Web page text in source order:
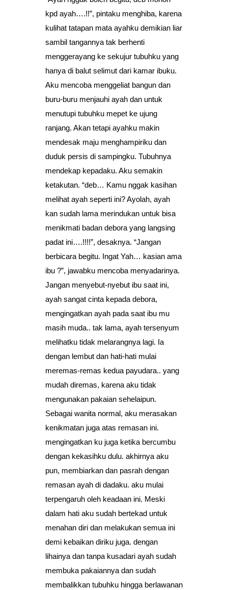
kpd ayah….!!”, pintaku menghiba, karena
kulihat tatapan mata ayahku demikian liar
sambil tangannya tak berhenti
menggerayang ke sekujur tubuhku yang
hanya di balut selimut dari kamar ibuku.
Aku mencoba menggeliat bangun dan
buru-buru menjauhi ayah dan untuk
menutupi tubuhku mepet ke ujung
ranjang. Akan tetapi ayahku makin
mendesak maju menghampiriku dan
duduk persis di sampingku. Tubuhnya
mendekap kepadaku. Aku semakin
ketakutan. “deb… Kamu nggak kasihan
melihat ayah seperti ini? Ayolah, ayah
kan sudah lama merindukan untuk bisa
menikmati badan debora yang langsing
padat ini….!!!!”, desaknya. “Jangan
berbicara begitu. Ingat Yah… kasian ama
ibu ?”, jawabku mencoba menyadarinya.
Jangan menyebut-nyebut ibu saat ini,
ayah sangat cinta kepada debora,
mengingatkan ayah pada saat ibu mu
masih muda.. tak lama, ayah tersenyum
melihatku tidak melarangnya lagi. Ia
dengan lembut dan hati-hati mulai
meremas-remas kedua payudara.. yang
mudah diremas, karena aku tidak
mengunakan pakaian sehelaipun.
Sebagai wanita normal, aku merasakan
kenikmatan juga atas remasan ini.
mengingatkan ku juga ketika bercumbu
dengan kekasihku dulu. akhirnya aku
pun, membiarkan dan pasrah dengan
remasan ayah di dadaku. aku mulai
terpengaruh oleh keadaan ini. Meski
dalam hati aku sudah bertekad untuk
menahan diri dan melakukan semua ini
demi kebaikan diriku juga. dengan
lihainya dan tanpa kusadari ayah sudah
membuka pakaiannya dan sudah
membalikkan tubuhku hingga berlawanan